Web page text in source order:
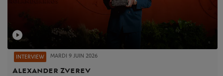
INTERVIEW MARDI 9 JUIN 2026
Alexander Zverev